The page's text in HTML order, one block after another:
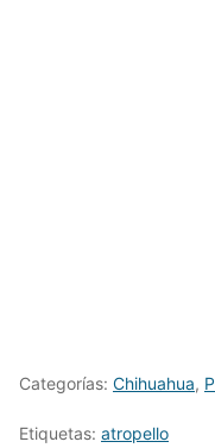
Categorías: Chihuahua,
Etiquetas: atropello